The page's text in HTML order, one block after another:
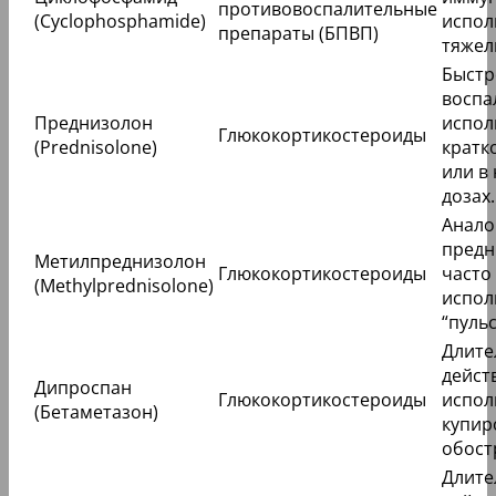
(Cyclophosphamide) противовоспалительные
препараты (БПВП)
Преднизолон
(Prednisolone)
Глюкокортикостероиды
или в
дозах.
Метилпреднизолон
(Methylprednisolone) Глюкокортикостероиды
часто
Дипроспан
(Бетаметазон)
Глюкокортикостероиды